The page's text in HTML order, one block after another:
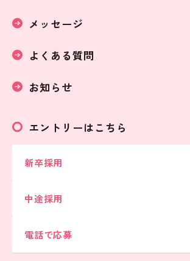
メッセージ
よくある質問
お知らせ
エントリーはこちら
新卒採用
中途採用
電話で応募